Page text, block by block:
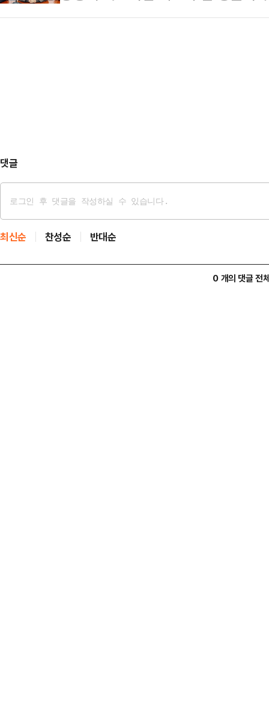
주당 측은 허위사실, 흑색선전 운운
과했다는 가짜뉴스까지 퍼뜨리고
댓글
최신순 찬성순 반대순
0 개의 댓글 전